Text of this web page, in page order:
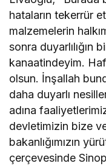
hataların tekerrür
malzemelerin
sonra duyarlılığın
kanaatindeyim.
olsun. İnşallah
daha duyarlı
adına
devletimizin bize
bakanlığımızın
çerçevesinde